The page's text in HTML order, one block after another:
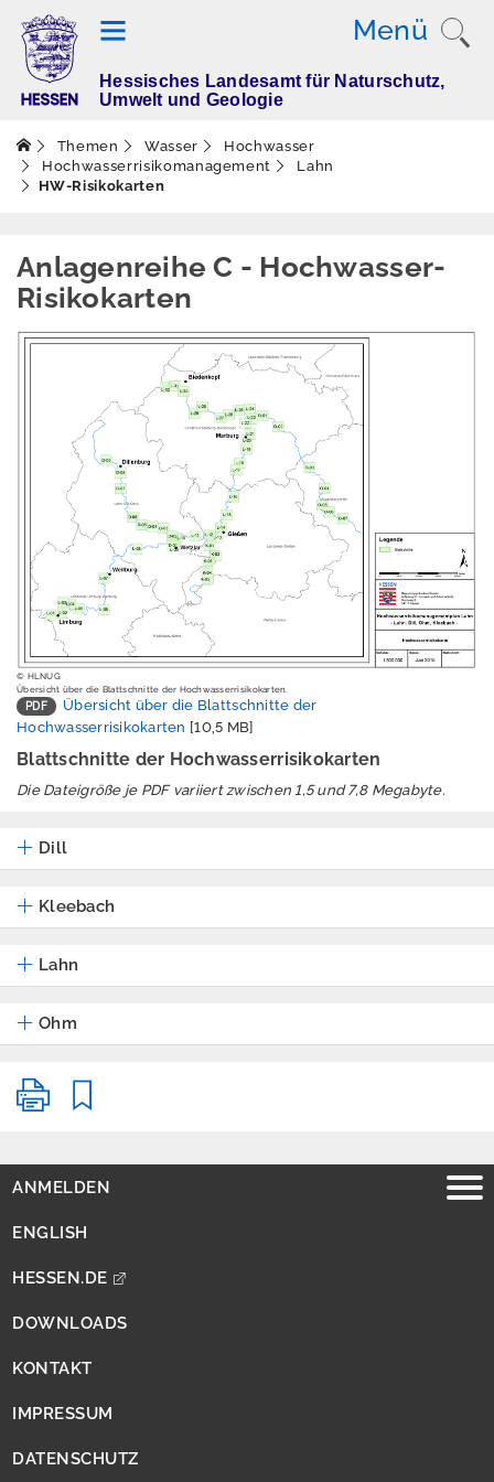
Menü
T
e
m
e
Altlasten
Boden
Elektromagnetisch
e Felder / Licht
Erschütterungen
Geografische
Informationssystem
e
Geologie
Klimawandel und
Anpassung
Lärm
Luft
Indikatoren
Zentrum für
Kreislaufwirtschaft,
Strahlenschutz
Abwasser
Belastete Gebiete
Düngeverordnung
Fließgewässer
Grundwasser
Hochwasser
Vorhersage
Hessisches Landesamt für Naturschutz,
Umwelt und Geologie
Themen Wasser
Hochwasser
Hochwasserrisikomanagement
Lahn
HW-Risikokarten
Anlagenreihe C - Hochwasser-
Risikokarten
© HLNUG
Übersicht über die Blattschnitte der Hochwasserrisikokarten.
Übersicht über die Blattschnitte der
Hochwasserrisikokarten [10,5 MB]
Blattschnitte der Hochwasserrisikokarten
Die Dateigröße je PDF variiert zwischen 1,5 und 7,8 Megabyte.
Dill
Kleebach
Lahn
Ohm
ANMELDEN
ENGLISH
HESSEN.DE
DOWNLOADS
KONTAKT
IMPRESSUM
DATENSCHUTZ